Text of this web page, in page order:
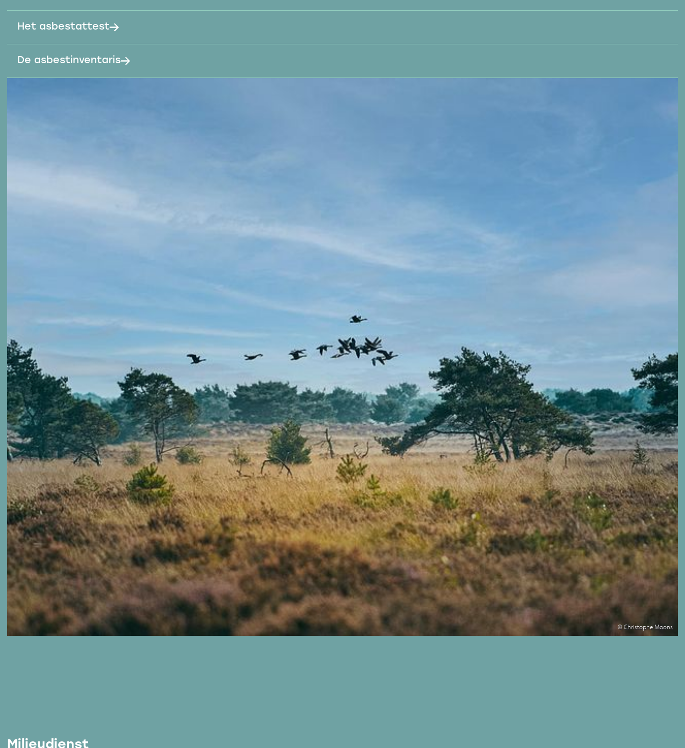
Het asbestattest
De asbestinventaris
© Christophe Moons
Milieudienst